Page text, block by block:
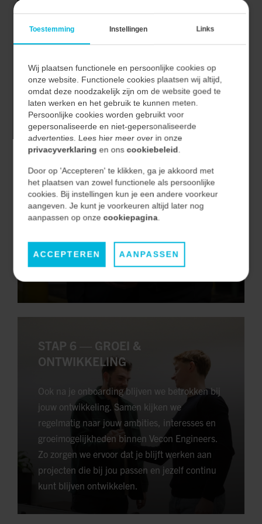
Zijn we allebei enthousiast? Dan ontvang je
van ons een passend aanbod.
We nodigen je graag uit op kantoor om het
contract te ondertekenen en alvast kennis te
maken met jouw toekomstige collega’s tijdens
onze vrijdagmiddagafsluiting.
STAP 5 — ONBOARDING
Welkom bij Vecon Engineers! Vanaf jouw
eerste werkdag begeleiden we je stap voor
ervoor dat je snel vertrouwd raakt met onze
organisatie, collega’s en projecten, zodat je
STAP 6 — GROEI &
ONTWIKKELING
Ook na je onboarding blijven we betrokken bij
jouw ontwikkeling. Samen kijken we
regelmatig naar jouw ambities, interesses en
groeimogelijkheden binnen Vecon Engineers.
Zo zorgen we ervoor dat je blijft werken aan
projecten die bij jou passen en jezelf continu
kunt blijven ontwikkelen.
Toestemming Instellingen Links
Wij plaatsen functionele en persoonlijke cookies op
onze website. Functionele cookies plaatsen wij altijd,
omdat deze noodzakelijk zijn om de website goed te
laten werken en het gebruik te kunnen meten.
Persoonlijke cookies worden gebruikt voor
gepersonaliseerde en niet-gepersonaliseerde
advertenties. Lees hier meer over in onze
privacyverklaring en onscookiebeleid .
Door op 'Accepteren' te klikken, ga je akkoord met
het plaatsen van zowel functionele als persoonlijke
cookies. Bij instellingen kun je een andere voorkeur
aangeven. Je kunt je voorkeuren altijd later nog
aanpassen op onzecookiepagina.
ACCEPTEREN AANPASSEN